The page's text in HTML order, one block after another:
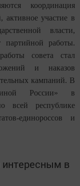
координация
активное участие в
власти,
партийной работы.
совета стал
и наказов
кампаний. В
России» в
всей республике
единороссов и
в